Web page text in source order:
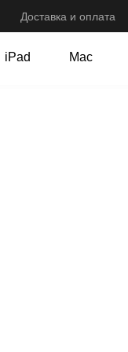
Оплата
iPad Mac
Доставка и оплата
iPad Mac